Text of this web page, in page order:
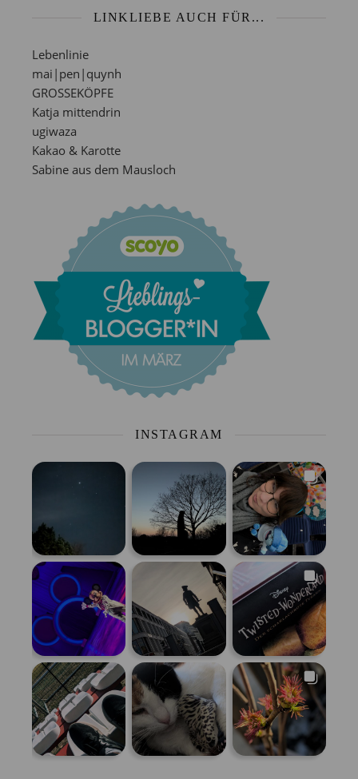
LINKLIEBE AUCH FÜR...
Lebenlinie
mai|pen|quynh
GROSSEKÖPFE
Katja mittendrin
ugiwaza
Kakao & Karotte
Sabine aus dem Mausloch
INSTAGRAM